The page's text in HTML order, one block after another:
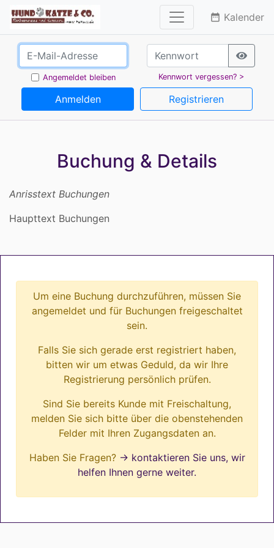
date_range Kalender
Angemeldet bleiben Kennwort vergessen? >
Anmelden Registrieren
Buchung & Details
Anrisstext Buchungen
Haupttext Buchungen
Um eine Buchung durchzuführen, müssen Sie
angemeldet und für Buchungen freigeschaltet
sein.
Falls Sie sich gerade erst registriert haben,
bitten wir um etwas Geduld, da wir Ihre
Registrierung persönlich prüfen.
Sind Sie bereits Kunde mit Freischaltung,
melden Sie sich bitte über die obenstehenden
Felder mit Ihren Zugangsdaten an.
Haben Sie Fragen? → kontaktieren Sie uns, wir
helfen Ihnen gerne weiter.